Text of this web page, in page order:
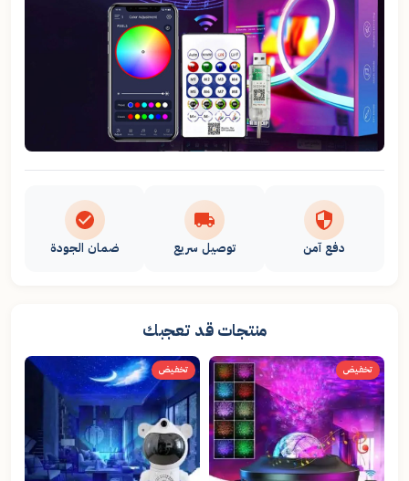
دفع آمن توصيل سريع ضمان الجودة
منتجات قد تعجبك
تخفيض تخفيض